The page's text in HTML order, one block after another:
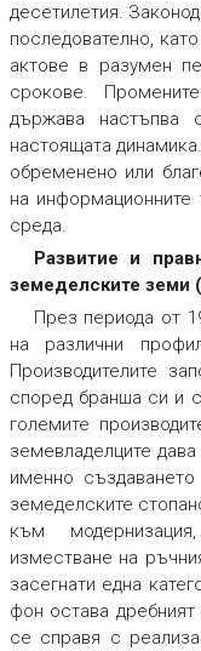
десетилетия.
последователно,
актове в разумен
срокове.
държава настъпва
настоящата
обременено или
на информационните
среда.
Развитие и
земеделските земи
През периода от
на различни
Производителите
според бранша си и
големите
земевладелците
именно
земеделските
към
изместване на
засегнати една
фон остава
се справя с